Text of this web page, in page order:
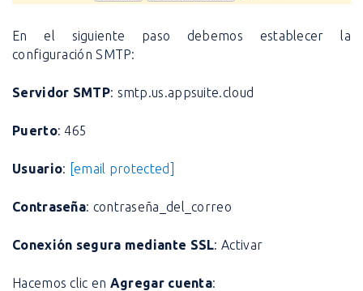
En el siguiente paso debemos establecer la
configuración SMTP:
Servidor SMTP: smtp.us.appsuite.cloud
Puerto: 465
Usuario: [email protected]
Contraseña: contraseña_del_correo
Conexión segura mediante SSL: Activar
Hacemos clic en Agregar cuenta: